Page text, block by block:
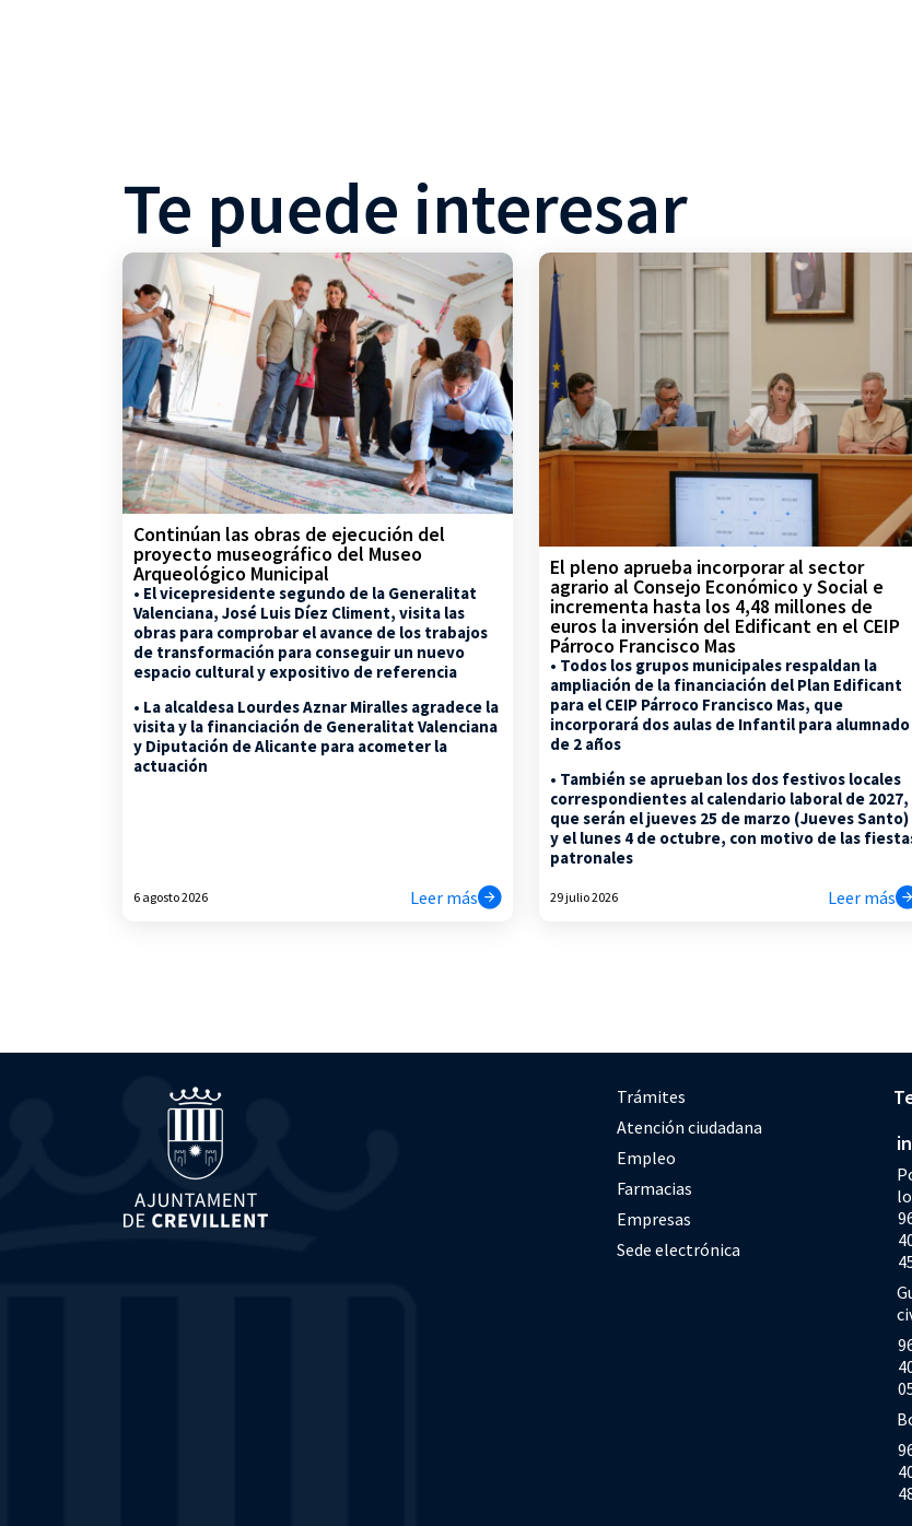
Te puede interesar
Continúan las obras de ejecución del
proyecto museográfico del Museo
Arqueológico Municipal
• El vicepresidente segundo de la Generalitat
Valenciana, José Luis Díez Climent, visita las
obras para comprobar el avance de los trabajos
de transformación para conseguir un nuevo
espacio cultural y expositivo de referencia
• La alcaldesa Lourdes Aznar Miralles agradece la
visita y la financiación de Generalitat Valenciana
y Diputación de Alicante para acometer la
actuación
6 agosto 2026 Leer más
El pleno aprueba incorporar al sector
agrario al Consejo Económico y Social e
incrementa hasta los 4,48 millones de
euros la inversión del Edificant en el CEIP
Párroco Francisco Mas
• Todos los grupos municipales respaldan la
ampliación de la financiación del Plan Edificant
para el CEIP Párroco Francisco Mas, que
incorporará dos aulas de Infantil para alumnado
de 2 años
• También se aprueban los dos festivos locales
correspondientes al calendario laboral de 2027,
que serán el jueves 25 de marzo (Jueves Santo)
y el lunes 4 de octubre, con motivo de las
patronales
29 julio 2026 Leer más
Trámites
Atención ciudadana
Empleo
Farmacias
Empresas
Sede electrónica